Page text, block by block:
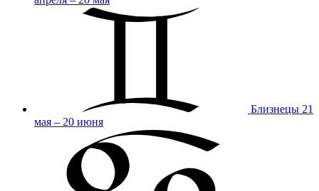
Близнецы 21
мая – 20 июня